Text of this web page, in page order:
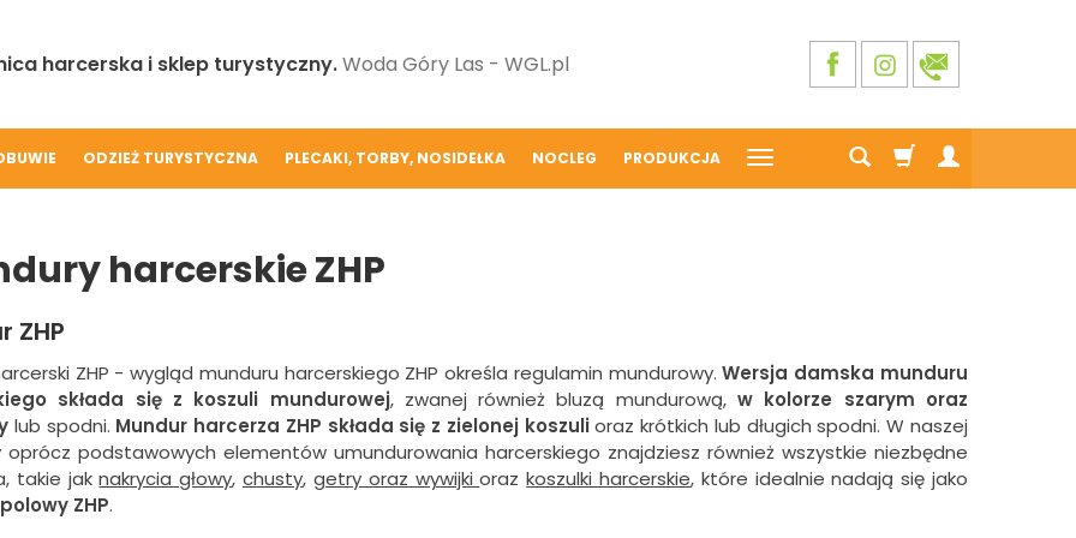
harcerska i sklep turystyczny.Woda Góry Las - WGL.pl
ODZIEŻ TURYSTYCZNA PLECAKI, TORBY, NOSIDEŁKA NOCLEG PRODUKCJA
harcerskie ZHP
ZHP
ZHP - wygląd munduru harcerskiego ZHP określa regulamin mundurowy.Wersja damska munduru
składa się z koszuli mundurowej, zwanej również bluzą mundurową,w kolorze szarym oraz
lub spodni. Mundur harcerza ZHP składa się z zielonej koszulioraz krótkich lub długich spodni. W naszej
oprócz podstawowych elementów umundurowania harcerskiego znajdziesz również wszystkie niezbędne
takie jaknakrycia głowy,chusty, getry oraz wywijkiorazkoszulki harcerskie, które idealnie nadają się jako
ZHP.